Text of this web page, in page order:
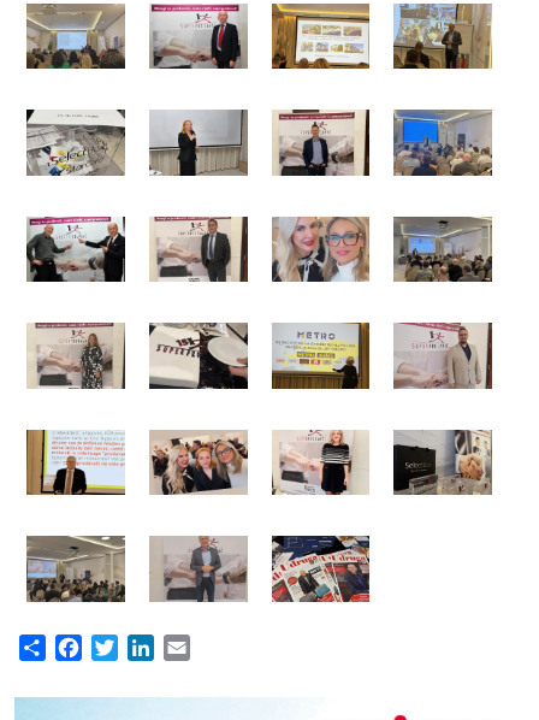
Share FacebookTwitterLinkedIn